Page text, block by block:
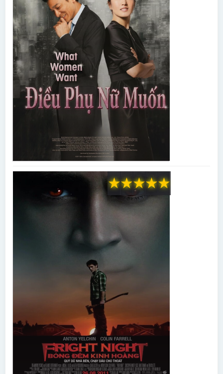
★
★
★
★
★